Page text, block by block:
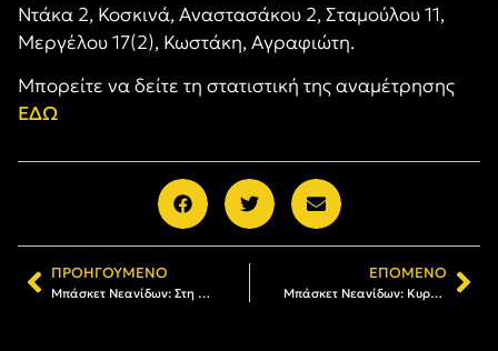
Ντάκα 2, Κοσκινά, Αναστασάκου 2, Σταμούλου 11,
Μεργέλου 17(2), Κωστάκη, Αγραφιώτη.
Μπορείτε να δείτε τη στατιστική της αναμέτρησης
ΕΔΩ
ΠΡΟΗΓΟΎΜΕΝΟ
Μπάσκετ Νεανίδων: Στη «μάχη» της τελικής φάσης ο ΑΡΗΣ
ΕΠΌΜΕΝΟ
Μπάσκετ Νεανίδων: Κυρπιζλίδου και Κουμαντσιώτου για τη σπουδαία νίκη του ΑΡΗ